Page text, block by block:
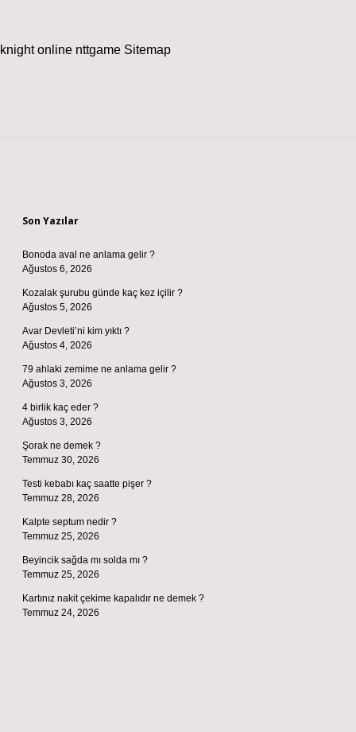
knight online nttgame Sitemap
Son Yazılar
Bonoda aval ne anlama gelir ?
Ağustos 6, 2026
Kozalak şurubu günde kaç kez içilir ?
Ağustos 5, 2026
Avar Devleti’ni kim yıktı ?
Ağustos 4, 2026
79 ahlaki zemime ne anlama gelir ?
Ağustos 3, 2026
4 birlik kaç eder ?
Ağustos 3, 2026
Şorak ne demek ?
Temmuz 30, 2026
Testi kebabı kaç saatte pişer ?
Temmuz 28, 2026
Kalpte septum nedir ?
Temmuz 25, 2026
Beyincik sağda mı solda mı ?
Temmuz 25, 2026
Kartınız nakit çekime kapalıdır ne demek ?
Temmuz 24, 2026